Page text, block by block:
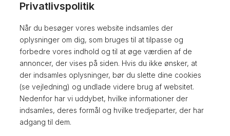
Privatlivspolitik
Når du besøger vores website indsamles der
oplysninger om dig, som bruges til at tilpasse og
forbedre vores indhold og til at øge værdien af de
annoncer, der vises på siden. Hvis du ikke ønsker, at
der indsamles oplysninger, bør du slette dine cookies
(se vejledning) og undlade videre brug af websitet.
Nedenfor har vi uddybet, hvilke informationer der
indsamles, deres formål og hvilke tredjeparter, der har
adgang til dem.